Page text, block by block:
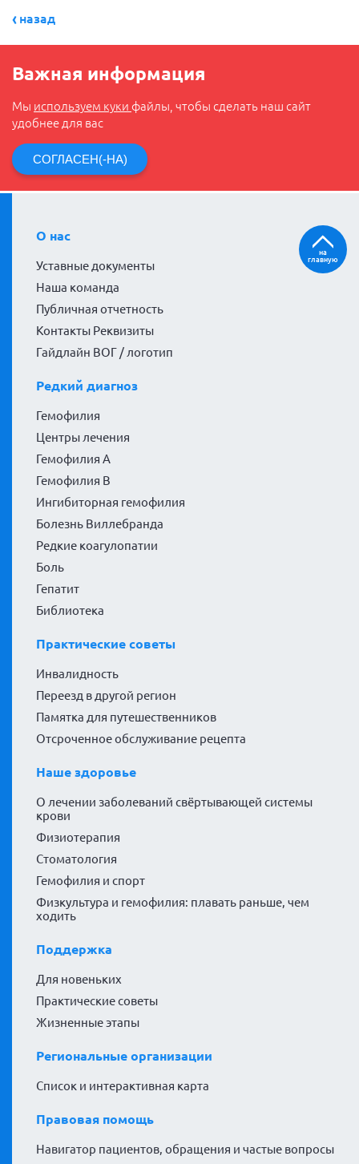
назад
Важная информация
Мы используем куки файлы, чтобы сделать наш сайт
удобнее для вас
СОГЛАСЕН(-НА)
О нас
Уставные документы
Наша команда
Публичная отчетность
Контакты Реквизиты
Гайдлайн ВОГ / логотип
Редкий диагноз
Гемофилия
Центры лечения
Гемофилия А
Гемофилия В
Ингибиторная гемофилия
Болезнь Виллебранда
Редкие коагулопатии
Боль
Гепатит
Библиотека
Практические советы
Инвалидность
Переезд в другой регион
Памятка для путешественников
Отсроченное обслуживание рецепта
Наше здоровье
О лечении заболеваний свёртывающей системы
крови
Физиотерапия
Стоматология
Гемофилия и спорт
Физкультура и гемофилия: плавать раньше, чем
ходить
Поддержка
Для новеньких
Практические советы
Жизненные этапы
Региональные организации
Список и интерактивная карта
Правовая помощь
Навигатор пациентов, обращения и частые вопросы
на
главную